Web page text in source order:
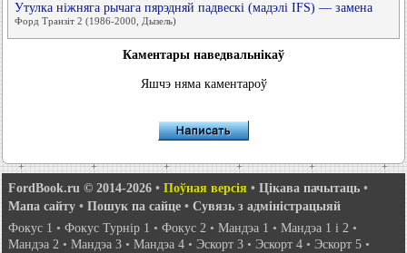
Утулка ніжняга рычага пярэдняй падвескі (мадэлі IFS) — замена
Форд Транзіт 2 (1986-2000, Дызель)
Каментары наведвальнікаў
Яшчэ няма каментароў
FordBook.ru © 2014-2026 • Поўная версія • Цікава пачытаць •
Мапа сайту • Пошук па сайце • Сувязь з адміністрацыяй
Фокус 1 • Фокус Турнір 1 • Фокус 2 • Мандэа 1 • Мандэа 1 і 2 •
Мандэа 2 • Мандэа 3 • Мандэа 4 • Эскорт 3 • Эскорт 4 • Эскорт 5 •